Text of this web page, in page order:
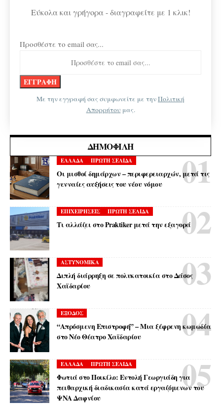
Εύκολα και γρήγορα - διαγραφείτε με 1 κλικ!
Προσθέστε το email σας...
Με την εγγραφή σας συμφωνείτε με τηνΠολιτική
Απορρήτου μας.
ΔΗΜΟΦΙΛΉ
ΕΛΛΑΔΑ ΠΡΩΤΗ ΣΕΛΙΔΑ
Οι μισθοί δημάρχων – περιφερειαρχών, μετά τις
γενναίες αυξήσεις του νέου νόμου
ΕΠΙΧΕΙΡΗΣΕΙΣ ΠΡΩΤΗ ΣΕΛΙΔΑ
Τι αλλάζει στο Praktiker μετά την εξαγορά
ΑΣΤΥΝΟΜΙΚΑ
Διπλή διάρρηξη σε πολυκατοικία στο Δάσος
Χαϊδαρίου
ΕΞΟΔΟΣ
“Απρόσμενη Επιστροφή” – Μια ξέφρενη κωμωδία
στο Νέο Θέατρο Χαϊδαρίου
ΕΛΛΑΔΑ ΠΡΩΤΗ ΣΕΛΙΔΑ
Φωτιά στο Ποικίλο: Εντολή Γεωργιάδη για
πειθαρχική διαδικασία κατά εργαζόμενων του
ΨΝΑ Δαφνίου